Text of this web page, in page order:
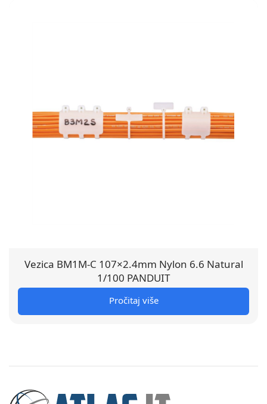
Vezica BM1M-C 107×2.4mm Nylon 6.6 Natural
1/100 PANDUIT
Pročitaj više